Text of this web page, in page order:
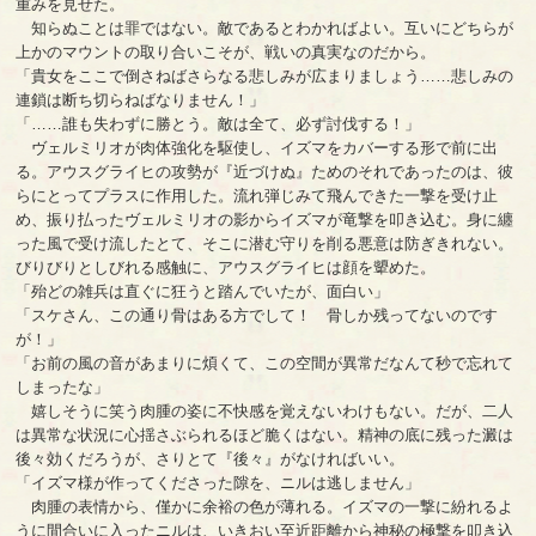
重みを見せた。
知らぬことは罪ではない。敵であるとわかればよい。互いにどちらが
上かのマウントの取り合いこそが、戦いの真実なのだから。
「貴女をここで倒さねばさらなる悲しみが広まりましょう……悲しみの
連鎖は断ち切らねばなりません！」
「……誰も失わずに勝とう。敵は全て、必ず討伐する！」
ヴェルミリオが肉体強化を駆使し、イズマをカバーする形で前に出
る。アウスグライヒの攻勢が『近づけぬ』ためのそれであったのは、彼
らにとってプラスに作用した。流れ弾じみて飛んできた一撃を受け止
め、振り払ったヴェルミリオの影からイズマが竜撃を叩き込む。身に纏
った風で受け流したとて、そこに潜む守りを削る悪意は防ぎきれない。
びりびりとしびれる感触に、アウスグライヒは顔を顰めた。
「殆どの雑兵は直ぐに狂うと踏んでいたが、面白い」
「スケさん、この通り骨はある方でして！ 骨しか残ってないのです
が！」
「お前の風の音があまりに煩くて、この空間が異常だなんて秒で忘れて
しまったな」
嬉しそうに笑う肉腫の姿に不快感を覚えないわけもない。だが、二人
は異常な状況に心揺さぶられるほど脆くはない。精神の底に残った澱は
後々効くだろうが、さりとて『後々』がなければいい。
「イズマ様が作ってくださった隙を、ニルは逃しません」
肉腫の表情から、僅かに余裕の色が薄れる。イズマの一撃に紛れるよ
うに間合いに入ったニルは、いきおい至近距離から神秘の極撃を叩き込